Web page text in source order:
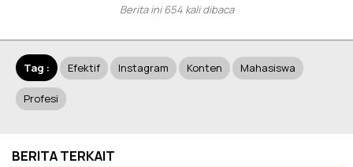
Berita ini 654 kali dibaca
Tag : Efektif Instagram Konten Mahasiswa
Profesi
BERITA TERKAIT